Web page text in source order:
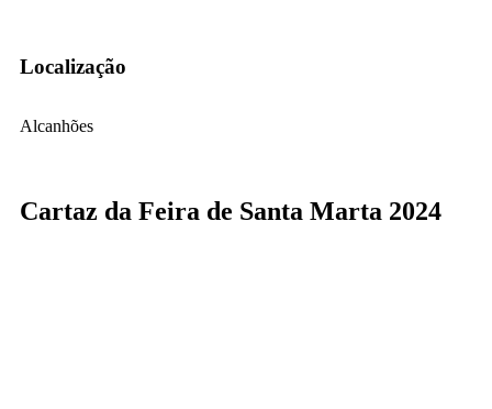
Localização
Alcanhões
Cartaz da Feira de Santa Marta 2024